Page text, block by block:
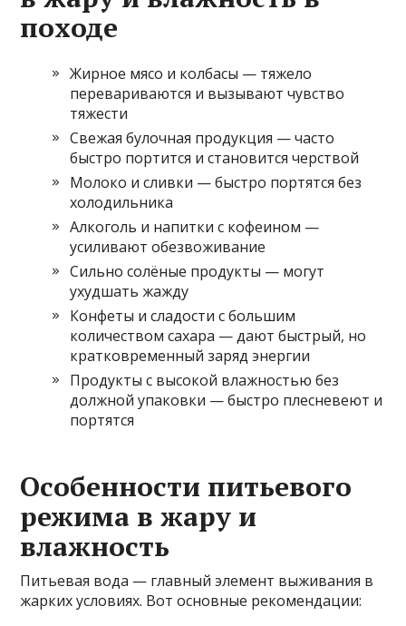
походе
Жирное мясо и колбасы — тяжело
перевариваются и вызывают чувство
тяжести
Свежая булочная продукция — часто
быстро портится и становится черствой
Молоко и сливки — быстро портятся без
холодильника
Алкоголь и напитки с кофеином —
усиливают обезвоживание
Сильно солёные продукты — могут
ухудшать жажду
Конфеты и сладости с большим
количеством сахара — дают быстрый, но
кратковременный заряд энергии
Продукты с высокой влажностью без
должной упаковки — быстро плесневеют и
портятся
Особенности питьевого
режима в жару и
влажность
Питьевая вода — главный элемент выживания в
жарких условиях. Вот основные рекомендации: